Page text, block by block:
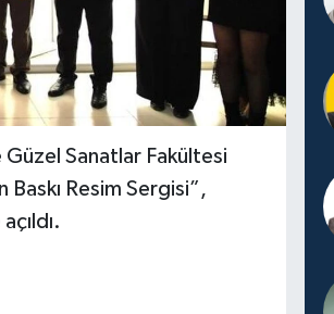
Sanatlar Fakültesi
Resim Sergisi”,